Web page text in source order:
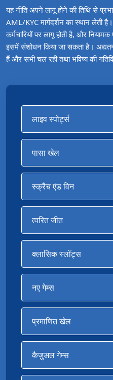
यह नीति अपने लागू होने की तिथि से
AML/KYC मार्गदर्शन का स्थान लेती
कर्मचारियों पर लागू होती है, और
इसमें संशोधन किया जा सकता है।
हैं और सभी चल रही तथा भविष्य की
लाइव स्पोर्ट्स
पासा खेल
स्क्रैच एंड विन
त्वरित जीत
क्लासिक स्लॉट्स
नए गेम्स
प्रमाणित खेल
कैज़ुअल गेम्स